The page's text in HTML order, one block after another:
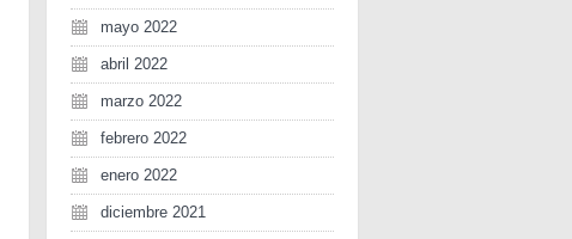
mayo 2022
abril 2022
marzo 2022
febrero 2022
enero 2022
diciembre 2021